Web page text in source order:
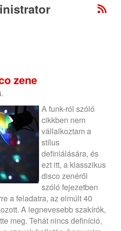
zene
A funk-ról szóló
cikkben nem
vállalkoztam a
stílus
definiálására, és
ezt itt, a klasszikus
disco zenéről
szóló fejezetben
a feladatra, az elmúlt 40
A legnevesebb szakírók,
meg. Tehát nincs definíció,